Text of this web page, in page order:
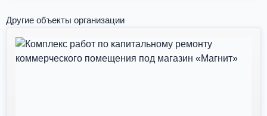
Другие объекты организации